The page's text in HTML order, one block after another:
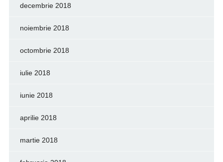
decembrie 2018
noiembrie 2018
octombrie 2018
iulie 2018
iunie 2018
aprilie 2018
martie 2018